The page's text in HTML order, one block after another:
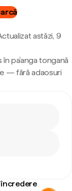
astăzi, 9
pa’anga tongană
— fără adaosuri